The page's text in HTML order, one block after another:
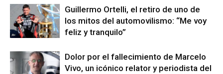
Guillermo Ortelli, el retiro de uno de
los mitos del automovilismo: “Me voy
feliz y tranquilo”
Dolor por el fallecimiento de Marcelo
Vivo, un icónico relator y periodista del